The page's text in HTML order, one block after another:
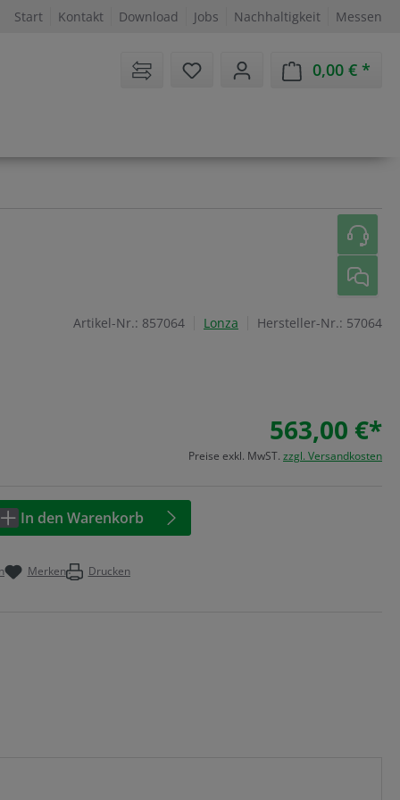
Start Kontakt Download Jobs Nachhaltigkeit Messen
Sie haben 0 Artikel auf dem
0,00 €
Artikel-Nr.: 857064 Lonza Hersteller-Nr.: 57064
563,00 €*
Preise exkl. MwST. zzgl. Versandkosten
Geben Sie den gewünschten
In den Warenkorb
Merken Drucken